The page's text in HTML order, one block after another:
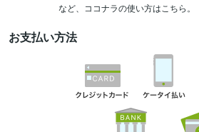
など、ココナラの使い方はこちら。
お支払い方法